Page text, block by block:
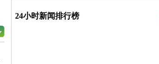
24小时新闻排行榜